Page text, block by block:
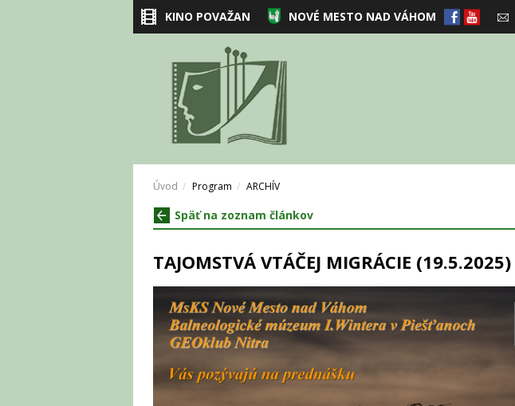
KINO POVAŽAN NOVÉ MESTO NAD VÁHOM
Úvod Program ARCHÍV
Späť na zoznam článkov
TAJOMSTVÁ VTÁČEJ MIGRÁCIE (19.5.2025)